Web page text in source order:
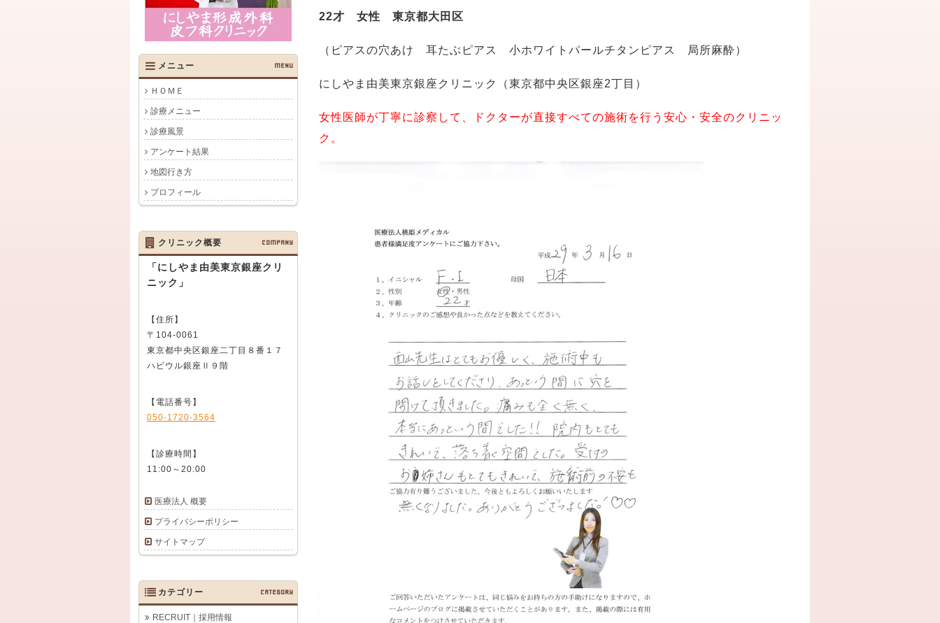
22才 女性 東京都大田区
（ピアスの穴あけ 耳たぶピアス 小ホワイトパールチタンピアス 局所麻酔）
にしやま由美東京銀座クリニック（東京都中央区銀座2丁目）
女性医師が丁寧に診察して、ドクターが直接すべての施術を行う安心・安全のクリニッ
ク。
メニュー MENU
ＨＯＭＥ
診療メニュー
診療風景
アンケート結果
地図行き方
プロフィール
クリニック概要 COMPANY
「にしやま由美東京銀座クリ
ニック」
【住所】
〒104-0061
東京都中央区銀座二丁目８番１７
ハビウル銀座Ⅱ９階
【電話番号】
050-1720-3564
【診療時間】
11:00～20:00
医療法人 概要
プライバシーポリシー
サイトマップ
カテゴリー CATEGORY
RECRUIT｜採用情報